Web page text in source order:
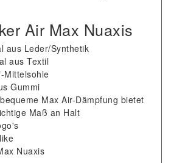
Air Max Nuaxis
aus Leder/Synthetik
aus Textil
Mittelsohle
Gummi
Max Air-Dämpfung bietet
Maß an Halt
Nuaxis